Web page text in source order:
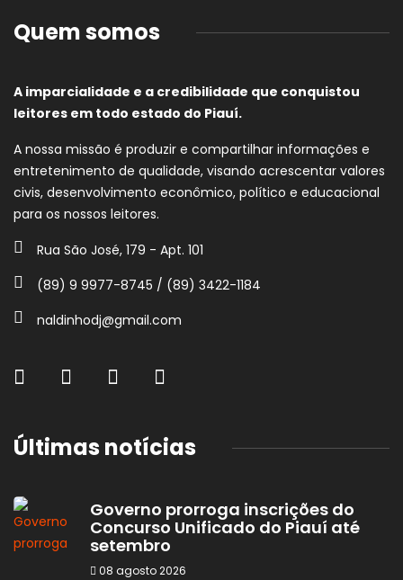
Quem somos
A imparcialidade e a credibilidade que conquistou
leitores em todo estado do Piauí.
A nossa missão é produzir e compartilhar informações e
entretenimento de qualidade, visando acrescentar valores
civis, desenvolvimento econômico, político e educacional
para os nossos leitores.
Rua São José, 179 - Apt. 101
(89) 9 9977-8745 / (89) 3422-1184
naldinhodj@gmail.com
Últimas notícias
Governo prorroga inscrições do
Concurso Unificado do Piauí até
setembro
08 agosto 2026